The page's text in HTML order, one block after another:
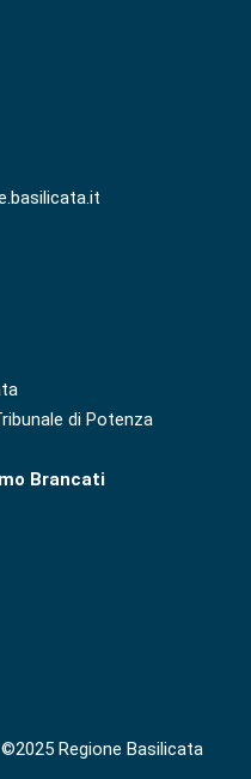
di Potenza
Brancati
©2025 Regione Basilicata